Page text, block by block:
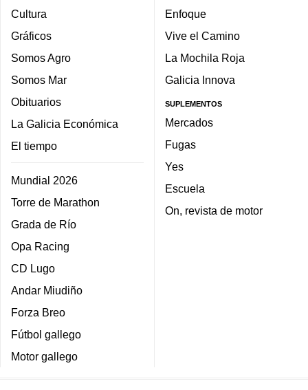
Cultura
Gráficos
Somos Agro
Somos Mar
Obituarios
La Galicia Económica
El tiempo
Mundial 2026
Torre de Marathon
Grada de Río
Opa Racing
CD Lugo
Andar Miudiño
Forza Breo
Fútbol gallego
Motor gallego
Enfoque
Vive el Camino
La Mochila Roja
Galicia Innova
SUPLEMENTOS
Mercados
Fugas
Yes
Escuela
On, revista de motor